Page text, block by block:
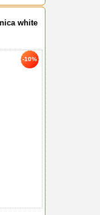
white
-10%